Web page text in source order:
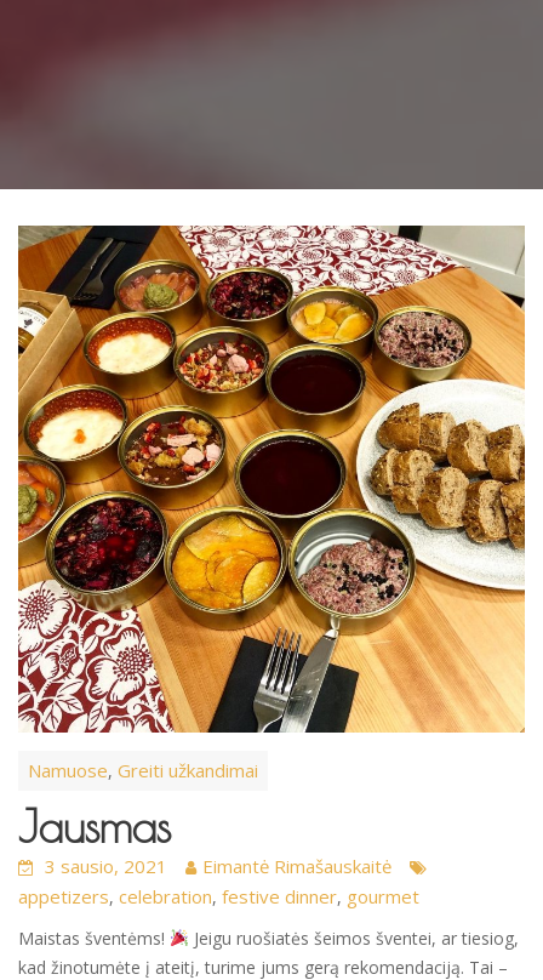
Namuose, Greiti užkandimai
Jausmas
3 sausio, 2021
Eimantė Rimašauskaitė
appetizers, celebration, festive dinner, gourmet
Maistas šventėms!
Jeigu ruošiatės šeimos šventei, ar tiesiog,
kad žinotumėte į ateitį, turime jums gerą rekomendaciją. Tai –